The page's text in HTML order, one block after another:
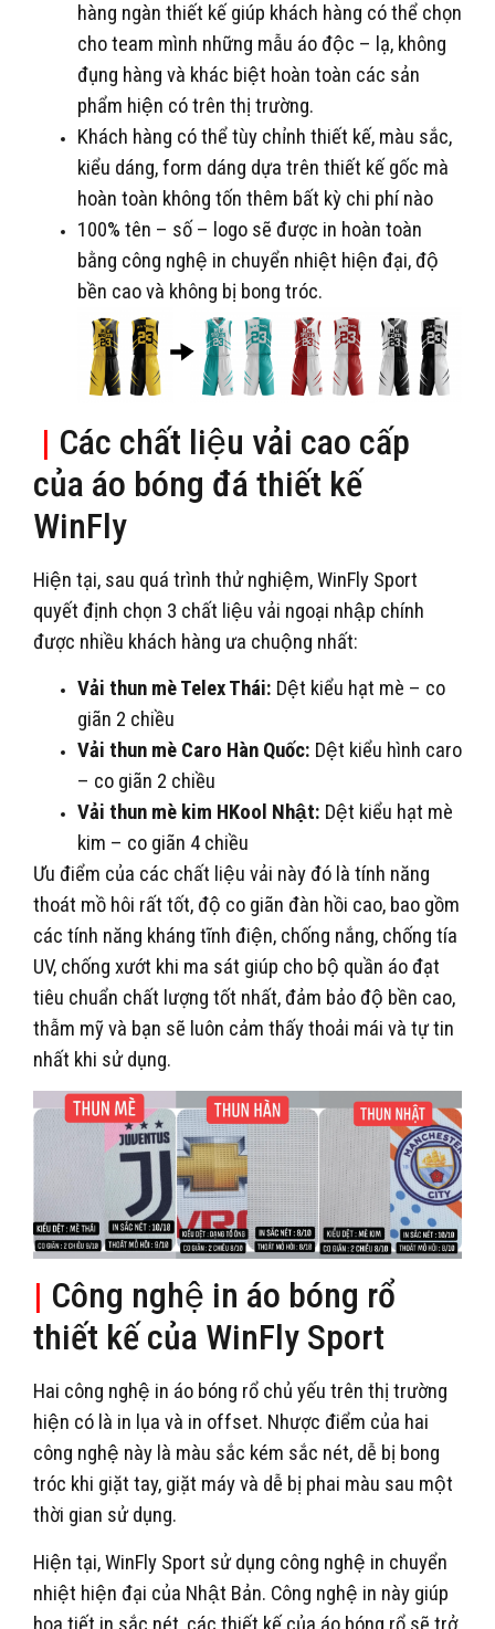
hàng ngàn thiết kế giúp khách hàng có thể chọn
cho team mình những mẫu áo độc – lạ, không
đụng hàng và khác biệt hoàn toàn các sản
phẩm hiện có trên thị trường.
Khách hàng có thể tùy chỉnh thiết kế, màu sắc,
kiểu dáng, form dáng dựa trên thiết kế gốc mà
hoàn toàn không tốn thêm bất kỳ chi phí nào
100% tên – số – logo sẽ được in hoàn toàn
bằng công nghệ in chuyển nhiệt hiện đại, độ
bền cao và không bị bong tróc.
| Các chất liệu vải cao cấp
của áo bóng đá thiết kế
WinFly
Hiện tại, sau quá trình thử nghiệm, WinFly Sport
quyết định chọn 3 chất liệu vải ngoại nhập chính
được nhiều khách hàng ưa chuộng nhất:
Vải thun mè Telex Thái: Dệt kiểu hạt mè – co
giãn 2 chiều
Vải thun mè Caro Hàn Quốc: Dệt kiểu hình caro
– co giãn 2 chiều
Vải thun mè kim HKool Nhật: Dệt kiểu hạt mè
kim – co giãn 4 chiều
Ưu điểm của các chất liệu vải này đó là tính năng
thoát mồ hôi rất tốt, độ co giãn đàn hồi cao, bao gồm
các tính năng kháng tĩnh điện, chống nắng, chống tía
UV, chống xướt khi ma sát giúp cho bộ quần áo đạt
tiêu chuẩn chất lượng tốt nhất, đảm bảo độ bền cao,
thẫm mỹ và bạn sẽ luôn cảm thấy thoải mái và tự tin
nhất khi sử dụng.
| Công nghệ in áo bóng rổ
thiết kế của WinFly Sport
Hai công nghệ in áo bóng rổ chủ yếu trên thị trường
hiện có là in lụa và in offset. Nhược điểm của hai
công nghệ này là màu sắc kém sắc nét, dễ bị bong
tróc khi giặt tay, giặt máy và dễ bị phai màu sau một
thời gian sử dụng.
Hiện tại, WinFly Sport sử dụng công nghệ in chuyển
nhiệt hiện đại của Nhật Bản. Công nghệ in này giúp
họa tiết in sắc nét, các thiết kế của áo bóng rổ sẽ trở